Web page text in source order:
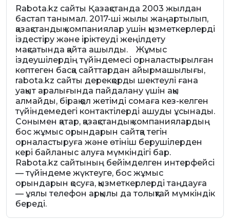
Rabota.kz сайты Қазақстанда 2003 жылдан
бастап танымал. 2017-ші жылы жаңартылып,
қазақстандық компаниялар ушін қызметкерлерді
іздестіру және іріктеуді жеңілдету
мақсатында қайта ашылды. Жұмыс
іздеушілердің түйіндемесі орналастырылған
көптеген басқа сайттардан айырмашылығы,
rabota.kz сайты дерекқорды шектеулі ғана
уақыт аралығында пайдалану үшін ақы
алмайды, бірақ қол жетімді сомаға кез-келген
түйіндемедегі контактілерді ашуды ұсынады.
Сонымен қатар, қазақстандық компаниялардың
бос жұмыс орындарын сайтқа тегін
орналастыруға және өтініш берушілерден
кері байланыс алуға мүмкіндігі бар.
Rabota.kz сайтының бейімделген интерфейсі
— түйіндеме жүктеуге, бос жұмыс
орындарын қосуға, қызметкерлерді таңдауға
— ұялы телефон арқылы да толықтай мүмкіндік
береді.